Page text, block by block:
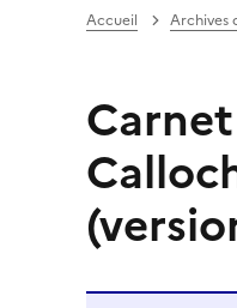
Accueil Archives